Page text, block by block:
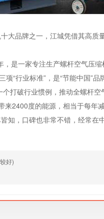
大品牌之一，江城凭借其高
是一家专注生产螺杆空气压
“行业标准”，是“节能中国”品
打破行业惯例，推动全螺杆
2400度的能源，相当于每年
知，口碑也非常不错，经常
好)